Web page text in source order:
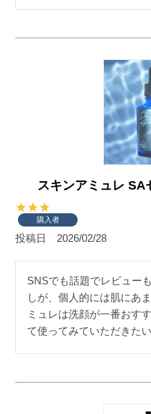
スキンアミュレ SA
購入者
投稿日 2026/02/28
SNSでも話題でレビュー
しが、個人的には肌にあ
ミュレは洗顔が一番おす
て使ってみていただきたい